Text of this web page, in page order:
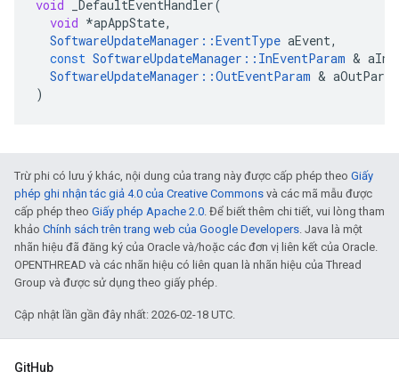
void _DefaultEventHandler(
void *apAppState,
SoftwareUpdateManager ::EventType aEvent,
const SoftwareUpdateManager :: InEventParam &
SoftwareUpdateManager ::OutEventParam & aOutParam
)
Trừ phi có lưu ý khác, nội dung của trang này được cấp phép theo Giấy
phép ghi nhận tác giả 4.0 của Creative Commons và các mã mẫu được
cấp phép theo Giấy phép Apache 2.0. Để biết thêm chi tiết, vui lòng tham
khảo Chính sách trên trang web của Google Developers. Java là một
nhãn hiệu đã đăng ký của Oracle và/hoặc các đơn vị liên kết của Oracle.
OPENTHREAD và các nhãn hiệu có liên quan là nhãn hiệu của Thread
Group và được sử dụng theo giấy phép.
Cập nhật lần gần đây nhất: 2026-02-18 UTC.
GitHub